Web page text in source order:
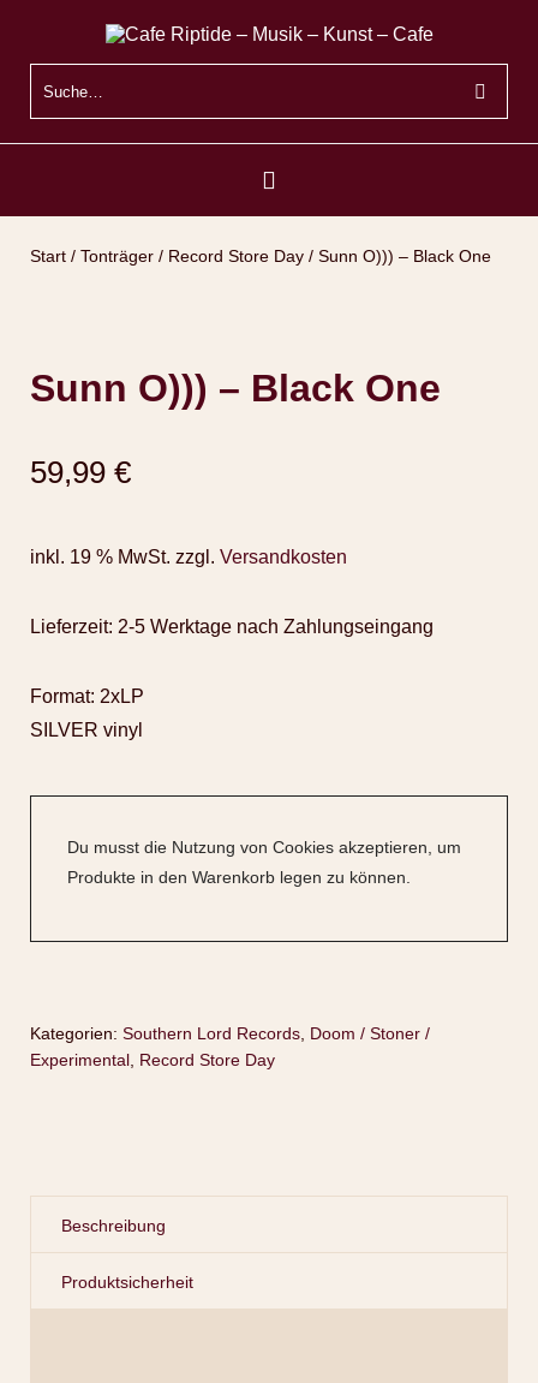
Start / Tonträger / Record Store Day / Sunn O))) – Black One
Sunn O))) – Black One
59,99 €
inkl. 19 % MwSt. zzgl. Versandkosten
Lieferzeit: 2-5 Werktage nach Zahlungseingang
Format: 2xLP
SILVER vinyl
Du musst die Nutzung von Cookies akzeptieren, um
Produkte in den Warenkorb legen zu können.
Kategorien: Southern Lord Records Doom / Stoner /
Experimental Record Store Day
Beschreibung
Produktsicherheit